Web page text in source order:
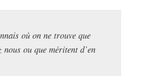
où on ne trouve que
nous ou que méritent d’en